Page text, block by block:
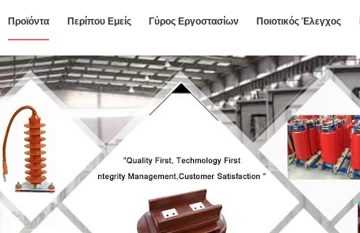
Προϊόντα Περίπου Εμείς Γύρος Εργοστασίων Ποιοτικός Έλεγχος